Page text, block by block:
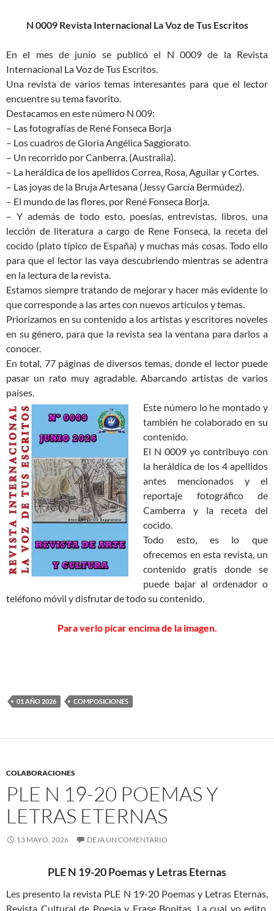
N 0009 Revista Internacional La Voz de Tus Escritos
En el mes de junio se publicó el N 0009 de la Revista
Internacional La Voz de Tus Escritos.
Una revista de varios temas interesantes para que el lector
encuentre su tema favorito.
Destacamos en este número N 009:
– Las fotografías de René Fonseca Borja
– Los cuadros de Gloria Angélica Saggiorato.
– Un recorrido por Canberra, (Australia).
– La heráldica de los apellidos Correa, Rosa, Aguilar y Cortes.
– Las joyas de la Bruja Artesana (Jessy García Bermúdez).
– El mundo de las flores, por René Fonseca Borja.
– Y además de todo esto, poesías, entrevistas, libros, una
lección de literatura a cargo de Rene Fonseca, la receta del
cocido (plato típico de España) y muchas más cosas. Todo ello
para que el lector las vaya descubriendo mientras se adentra
en la lectura de la revista.
Estamos siempre tratando de mejorar y hacer más evidente lo
que corresponde a las artes con nuevos artículos y temas.
Priorizamos en su contenido a los artistas y escritores noveles
en su género, para que la revista sea la ventana para darlos a
conocer.
En total, 77 páginas de diversos temas, donde el lector puede
pasar un rato muy agradable. Abarcando artistas de varios
países.
Este número lo he montado y
también he colaborado en su
contenido.
El N 0009 yo contribuyo con
la heráldica de los 4 apellidos
antes mencionados y el
reportaje fotográfico de
Camberra y la receta del
cocido.
Todo esto, es lo que
ofrecemos en esta revista, un
contenido gratis donde se
puede bajar al ordenador o
teléfono móvil y disfrutar de todo su contenido.
Para verlo picar encima de la imagen.
01 AÑO 2026 COMPOSICIONES
COLABORACIONES
PLE N 19-20 POEMAS Y
LETRAS ETERNAS
13 MAYO, 2026 DEJA UN COMENTARIO
PLE N 19-20 Poemas y Letras Eternas
Les presento la revista PLE N 19-20 Poemas y Letras Eternas,
Revista Cultural de Poesía y Frase Bonitas. La cual yo edito,